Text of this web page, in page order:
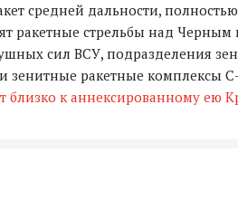
средней дальности,
ракетные стрельбы над
сил ВСУ, подразделения
зенитные ракетные комплексы
близко к аннексированному ею